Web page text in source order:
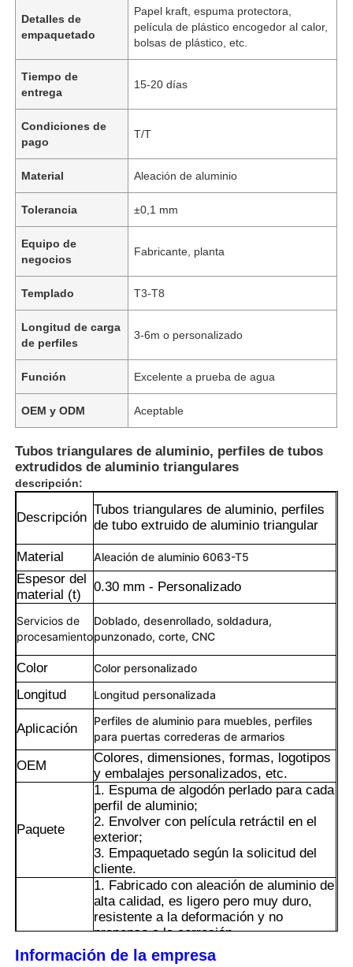
Acerca de nosotros
Detalles de
empaquetado
Papel kraft, espuma protectora,
película de plástico encogedor al calor,
bolsas de plástico, etc.
Tiempo de
entrega
15-20 días
Condiciones de
pago
T/T
Material Aleación de aluminio
Tolerancia ±0,1 mm
Equipo de
negocios
Fabricante, planta
Templado T3-T8
Longitud de carga
de perfiles
3-6m o personalizado
Función Excelente a prueba de agua
OEM y ODM Aceptable
Tubos triangulares de aluminio, perfiles de tubos
extrudidos de aluminio triangulares
descripción:
Descripción
Tubos triangulares de aluminio, perfiles
de tubo extruido de aluminio triangular
Material Aleación de aluminio 6063-T5
Espesor del
material (t)
0.30 mm - Personalizado
Servicios de
procesamiento
Doblado, desenrollado, soldadura,
punzonado, corte, CNC
Color Color personalizado
Longitud Longitud personalizada
Aplicación
Perfiles de aluminio para muebles, perfiles
para puertas correderas de armarios
OEM
Colores, dimensiones, formas, logotipos
y embalajes personalizados, etc.
Paquete
1. Espuma de algodón perlado para cada
perfil de aluminio;
2. Envolver con película retráctil en el
exterior;
3. Empaquetado según la solicitud del
cliente.
1. Fabricado con aleación de aluminio de
alta calidad, es ligero pero muy duro,
resistente a la deformación y no
propenso a la corrosión.
2. La superficie se puede tratar de varias
maneras, y el nivel de apariencia es alto.
Información de la empresa